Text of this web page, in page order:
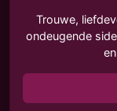
Trouwe,
ondeugende